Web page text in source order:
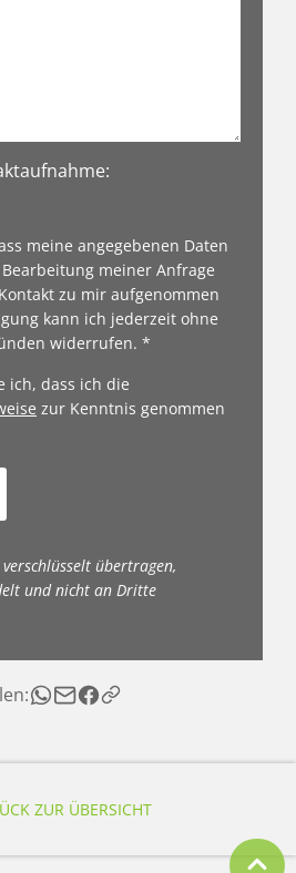
meine angegebenen Daten
meiner Anfrage
zu mir aufgenommen
kann ich jederzeit ohne
widerrufen. *
ich, dass ich die
zur Kenntnis genommen
übertragen,
und nicht an Dritte
ZUR ÜBERSICHT